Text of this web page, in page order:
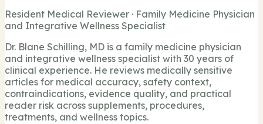
Resident Medical Reviewer · Family Medicine Physician
and Integrative Wellness Specialist
Dr. Blane Schilling, MD is a family medicine physician
and integrative wellness specialist with 30 years of
clinical experience. He reviews medically sensitive
articles for medical accuracy, safety context,
contraindications, evidence quality, and practical
reader risk across supplements, procedures,
treatments, and wellness topics.